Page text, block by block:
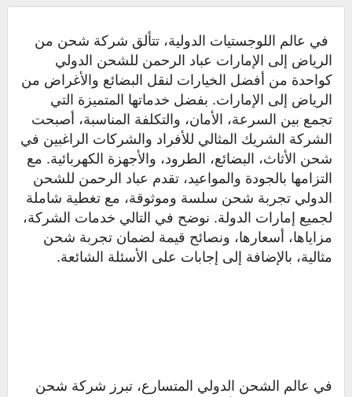
في عالم اللوجستيات الدولية، تتألق شركة شحن من
الرياض إلى الإمارات عباد الرحمن للشحن الدولي
كواحدة من أفضل الخيارات لنقل البضائع والأغراض من
الرياض إلى الإمارات. بفضل خدماتها المتميزة التي
تجمع بين السرعة، الأمان، والتكلفة المناسبة، أصبحت
الشركة الشريك المثالي للأفراد والشركات الراغبين في
شحن الأثاث، البضائع، الطرود، والأجهزة الكهربائية. مع
التزامها بالجودة والمواعيد، تقدم عباد الرحمن للشحن
الدولي تجربة شحن سلسة وموثوقة، مع تغطية شاملة
لجميع إمارات الدولة. نوضح في التالي خدمات الشركة،
مزاياها، أسعارها، ونصائح قيمة لضمان تجربة شحن
مثالية، بالإضافة إلى إجابات على الأسئلة الشائعة.
في عالم الشحن الدولي المتسارع، تبرز شركة شحن